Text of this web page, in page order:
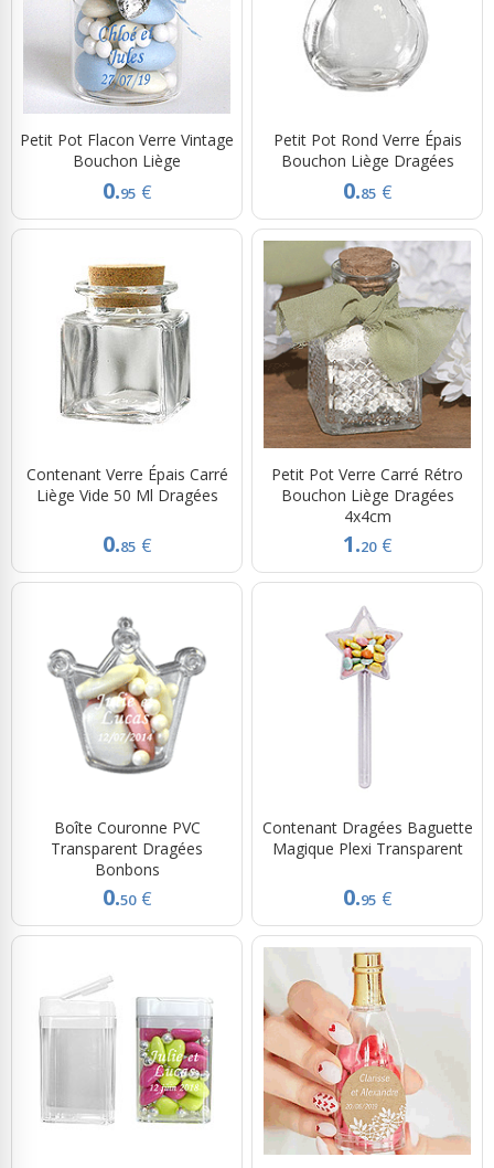
Petit Pot Flacon Verre Vintage
Bouchon Liège
0.95 €
Petit Pot Rond Verre Épais
Bouchon Liège Dragées
0.85 €
Contenant Verre Épais Carré
Liège Vide 50 Ml Dragées
0.85 €
Petit Pot Verre Carré Rétro
Bouchon Liège Dragées
4x4cm
1.20 €
Boîte Couronne PVC
Transparent Dragées
Bonbons
0.50 €
Contenant Dragées Baguette
Magique Plexi Transparent
0.95 €